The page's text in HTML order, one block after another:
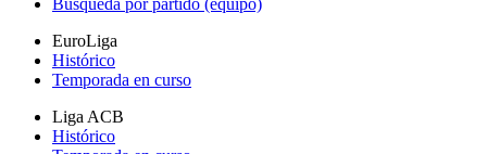
EuroLiga
Histórico
Temporada en curso
Liga ACB
Histórico